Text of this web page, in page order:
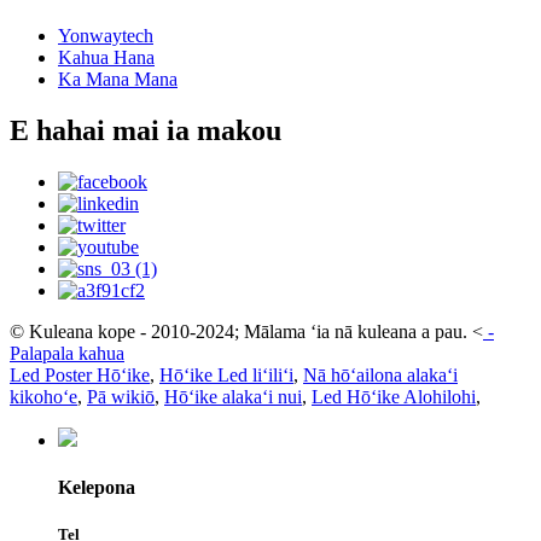
Yonwaytech
Kahua Hana
Ka Mana Mana
E hahai mai ia makou
© Kuleana kope - 2010-2024; Mālama ʻia nā kuleana a pau. < -
Palapala kahua
Led Poster Hōʻike, Hōʻike Led liʻiliʻi, Nā hōʻailona alakaʻi
kikohoʻe, Pā wikiō, Hōʻike alakaʻi nui, Led Hōʻike Alohilohi,
Kelepona
Tel